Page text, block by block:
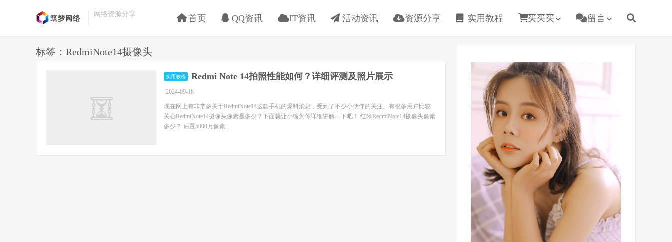
网络资源分享 首页 QQ资讯 IT资讯 活动资讯 资源分享 实用教程 买买买 留言
标签：RedmiNote14摄像头
实用教程 Redmi Note 14拍照性能如何？详细评测及照片展示
2024-09-18
现在网上有非常多关于RedmiNote14这款手机的爆料消息，受到了不少小伙伴的关注。有很多用户比较
关心RedmiNote14摄像头像素是多少？下面就让小编为你详细讲解一下吧！ 红米RedmiNote14摄像头像素
多少？ 后置5000万像素...